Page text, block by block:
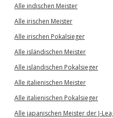
Alle indischen Meister
Alle irischen Meister
Alle irischen Pokalsieger
Alle isländischen Meister
Alle isländischen Pokalsieger
Alle italienischen Meister
Alle italienischen Pokalsieger
Alle japanischen Meister der J-